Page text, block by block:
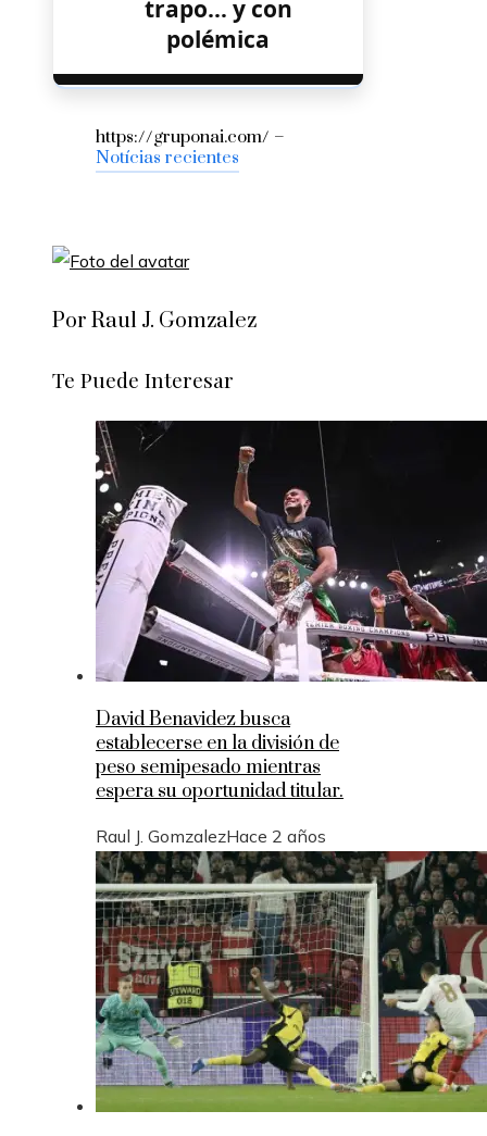
trapo… y con
polémica
https://gruponai.com/ –
Notícias recientes
Por Raul J. Gomzalez
Te Puede Interesar
David Benavidez busca
establecerse en la división de
peso semipesado mientras
espera su oportunidad titular.
Raul J. GomzalezHace 2 años